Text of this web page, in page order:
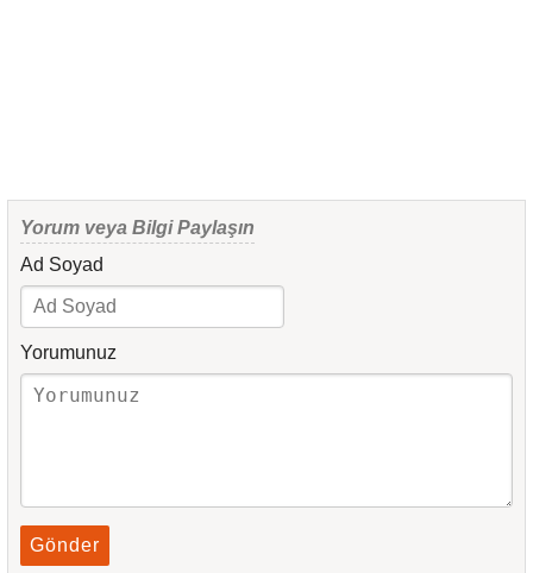
Yorum veya Bilgi Paylaşın
Ad Soyad
Yorumunuz
Gönder